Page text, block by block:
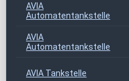
AVIA
Automatentankstelle
AVIA
Automatentankstelle
AVIA Tankstelle